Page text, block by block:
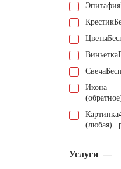
Эпитафия
Крестик
Цветы
Виньетка
Свеча
Икона
Картинка
(любая)
Услуги